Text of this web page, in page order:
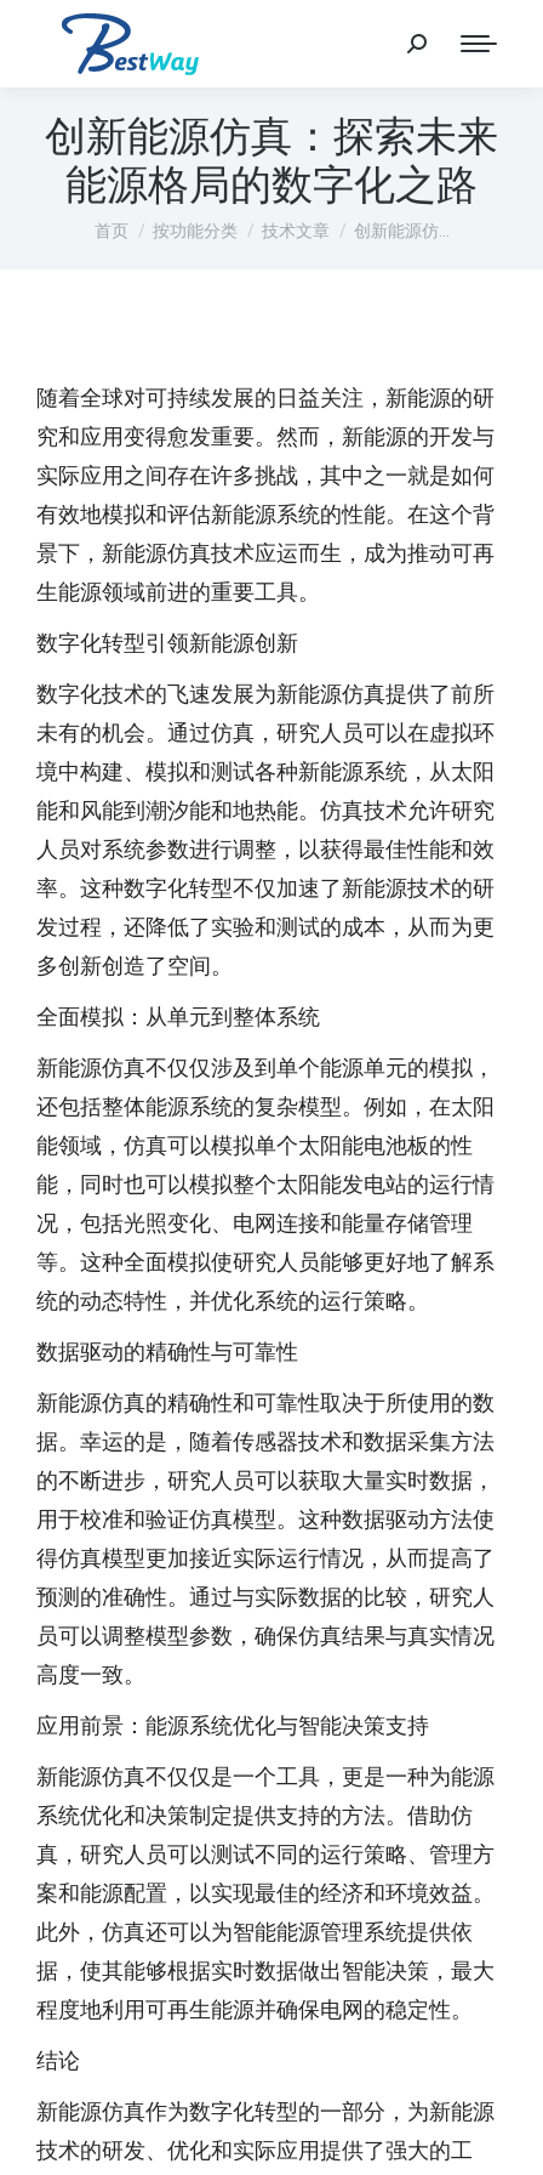
创新能源仿真：探索未来
能源格局的数字化之路
您在这里：
首页 按功能分类 技术文章 创新能源仿…
随着全球对可持续发展的日益关注，新能源的研
究和应用变得愈发重要。然而，新能源的开发与
实际应用之间存在许多挑战，其中之一就是如何
有效地模拟和评估新能源系统的性能。在这个背
景下，新能源仿真技术应运而生，成为推动可再
生能源领域前进的重要工具。
数字化转型引领新能源创新
数字化技术的飞速发展为新能源仿真提供了前所
未有的机会。通过仿真，研究人员可以在虚拟环
境中构建、模拟和测试各种新能源系统，从太阳
能和风能到潮汐能和地热能。仿真技术允许研究
人员对系统参数进行调整，以获得最佳性能和效
率。这种数字化转型不仅加速了新能源技术的研
发过程，还降低了实验和测试的成本，从而为更
多创新创造了空间。
全面模拟：从单元到整体系统
新能源仿真不仅仅涉及到单个能源单元的模拟，
还包括整体能源系统的复杂模型。例如，在太阳
能领域，仿真可以模拟单个太阳能电池板的性
能，同时也可以模拟整个太阳能发电站的运行情
况，包括光照变化、电网连接和能量存储管理
等。这种全面模拟使研究人员能够更好地了解系
统的动态特性，并优化系统的运行策略。
数据驱动的精确性与可靠性
新能源仿真的精确性和可靠性取决于所使用的数
据。幸运的是，随着传感器技术和数据采集方法
的不断进步，研究人员可以获取大量实时数据，
用于校准和验证仿真模型。这种数据驱动方法使
得仿真模型更加接近实际运行情况，从而提高了
预测的准确性。通过与实际数据的比较，研究人
员可以调整模型参数，确保仿真结果与真实情况
高度一致。
应用前景：能源系统优化与智能决策支持
新能源仿真不仅仅是一个工具，更是一种为能源
系统优化和决策制定提供支持的方法。借助仿
真，研究人员可以测试不同的运行策略、管理方
案和能源配置，以实现最佳的经济和环境效益。
此外，仿真还可以为智能能源管理系统提供依
据，使其能够根据实时数据做出智能决策，最大
程度地利用可再生能源并确保电网的稳定性。
结论
新能源仿真作为数字化转型的一部分，为新能源
技术的研发、优化和实际应用提供了强大的工